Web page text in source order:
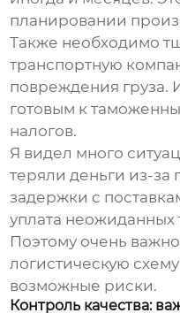
планировании
Также необходимо
транспортную
повреждения груза.
готовым к
налогов.
Я видел много
теряли деньги из-за
задержки с
уплата
Поэтому очень
логистическую
возможные риски.
Контроль качества: